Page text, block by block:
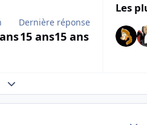
Dernière réponse
15 ans15 ans
Les
Expand topic overview